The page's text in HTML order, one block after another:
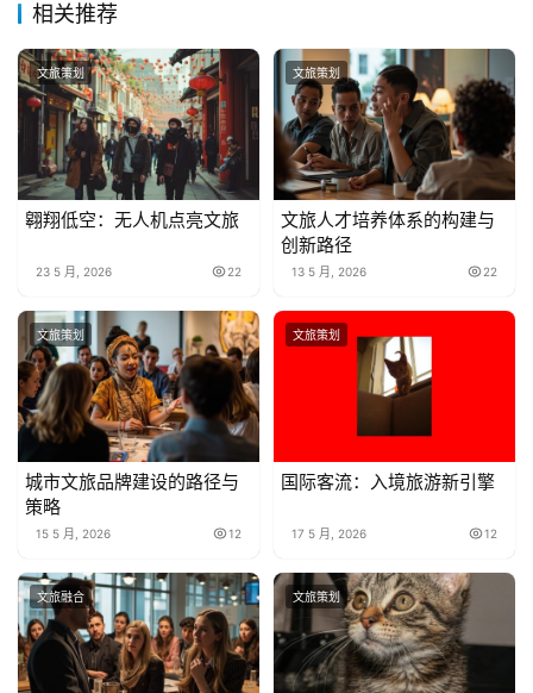
相关推荐
文旅策划
翱翔低空：无人机点亮文旅
23 5 月, 2026 22
文旅策划
文旅人才培养体系的构建与
创新路径
13 5 月, 2026 22
文旅策划
城市文旅品牌建设的路径与
策略
15 5 月, 2026 12
文旅策划
国际客流：入境旅游新引擎
17 5 月, 2026 12
文旅融合 文旅策划